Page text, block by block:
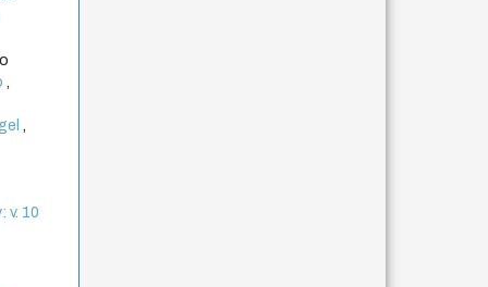
,
,
v. 10